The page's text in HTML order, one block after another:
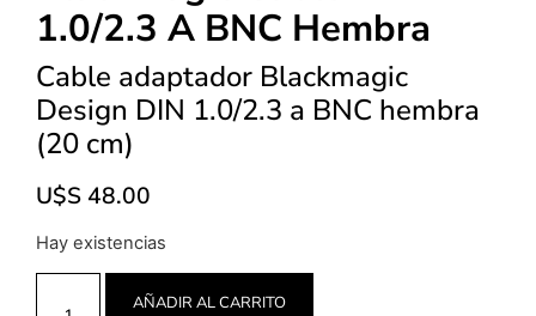
1.0/2.3 A BNC Hembra
Cable adaptador Blackmagic
Design DIN 1.0/2.3 a BNC hembra
(20 cm)
U$S48.00
Hay existencias
AÑADIR AL CARRITO